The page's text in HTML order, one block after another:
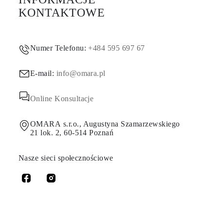
KONTAKTOWE
Numer Telefonu:+484 595 697 67
E-mail: info@omara.pl
Online Konsultacje
OMARA s.r.o., Augustyna Szamarzewskiego
21 lok. 2, 60-514 Poznań
Nasze sieci społecznościowe